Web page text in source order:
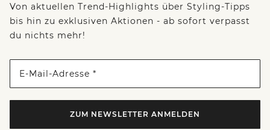
Von aktuellen Trend-Highlights über Styling-Tipps
bis hin zu exklusiven Aktionen - ab sofort verpasst
du nichts mehr!
E-Mail-Adresse *
ZUM NEWSLETTER ANMELDEN